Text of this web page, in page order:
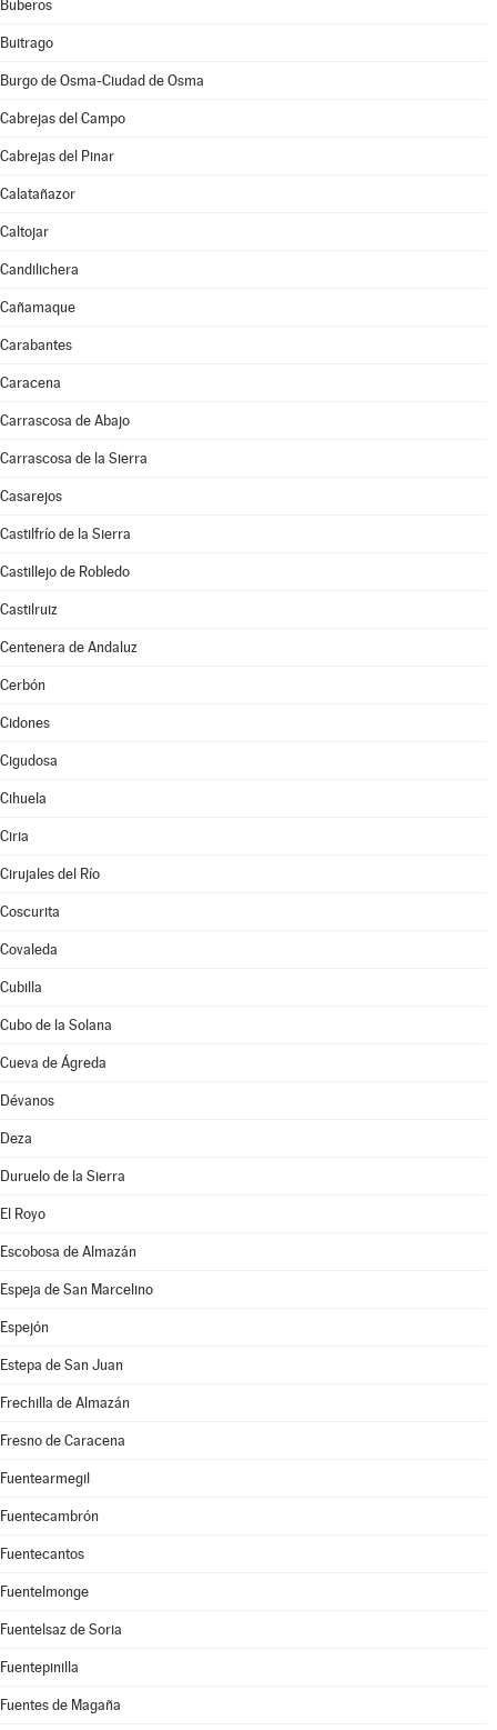
Buberos
Buitrago
Burgo de Osma-Ciudad de Osma
Cabrejas del Campo
Cabrejas del Pinar
Calatañazor
Caltojar
Candilichera
Cañamaque
Carabantes
Caracena
Carrascosa de Abajo
Carrascosa de la Sierra
Casarejos
Castilfrío de la Sierra
Castillejo de Robledo
Castilruiz
Centenera de Andaluz
Cerbón
Cidones
Cigudosa
Cihuela
Ciria
Cirujales del Río
Coscurita
Covaleda
Cubilla
Cubo de la Solana
Cueva de Ágreda
Dévanos
Deza
Duruelo de la Sierra
El Royo
Escobosa de Almazán
Espeja de San Marcelino
Espejón
Estepa de San Juan
Frechilla de Almazán
Fresno de Caracena
Fuentearmegil
Fuentecambrón
Fuentecantos
Fuentelmonge
Fuentelsaz de Soria
Fuentepinilla
Fuentes de Magaña